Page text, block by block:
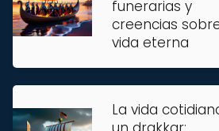
funerarias y
creencias
vida eterna
La vida